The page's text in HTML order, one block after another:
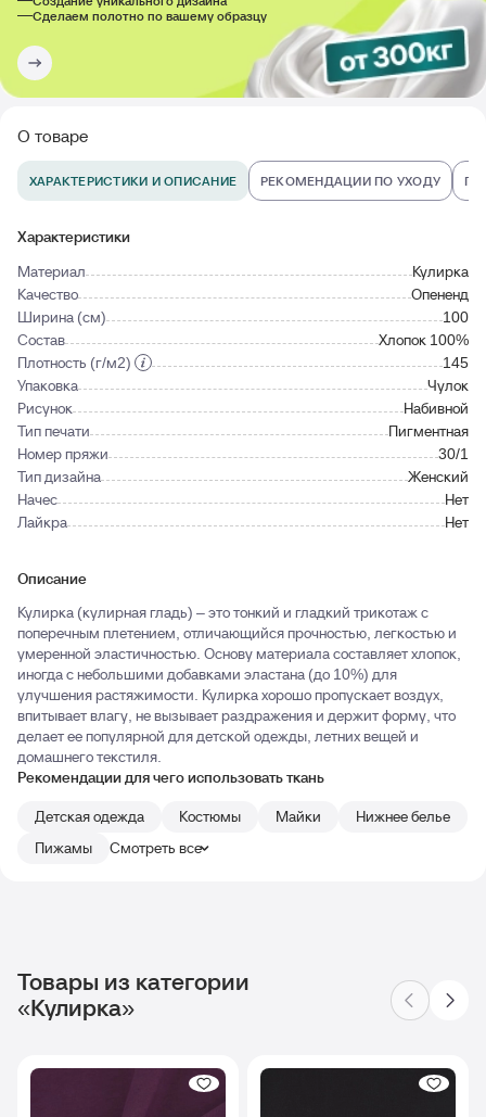
Сделаем полотно по вашему образцу
О товаре
ХАРАКТЕРИСТИКИ И ОПИСАНИЕ РЕКОМЕНДАЦИИ ПО УХОДУ
Характеристики
Материал
Кулирка
Качество
Опененд
Ширина (см)
100
Состав
Хлопок 100%
Плотность (г/м2)
145
Упаковка
Чулок
Рисунок
Набивной
Тип печати
Пигментная
Номер пряжи
30/1
Тип дизайна
Женский
Начес
Нет
Лайкра
Нет
Описание
Кулирка (кулирная гладь) – это тонкий и гладкий трикотаж с
поперечным плетением, отличающийся прочностью, легкостью и
умеренной эластичностью. Основу материала составляет хлопок,
иногда с небольшими добавками эластана (до 10%) для
улучшения растяжимости. Кулирка хорошо пропускает воздух,
впитывает влагу, не вызывает раздражения и держит форму, что
делает ее популярной для детской одежды, летних вещей и
домашнего текстиля.
Рекомендации для чего использовать ткань
Детская одежда
Костюмы Майки
Нижнее белье
Пижамы
Смотреть все
Товары из категории
«Кулирка»